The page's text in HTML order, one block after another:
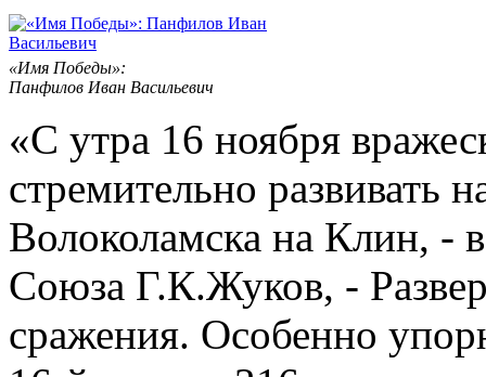
«Имя Победы»:
Панфилов Иван Васильевич
«С утра 16 ноября
стремительно развивать
Волоколамска на Клин, -
Союза Г.К.Жуков, -
сражения. Особенно